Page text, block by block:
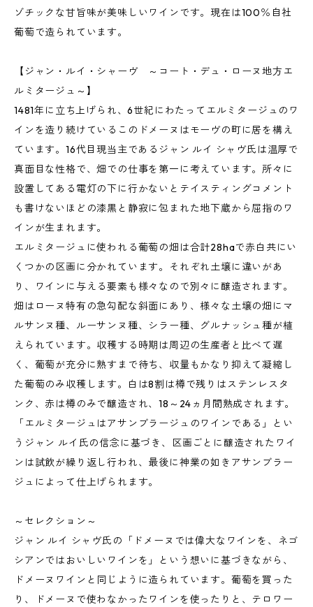
ゾチックな甘旨味が美味しいワインです。現在は100％自社
葡萄で造られています。
【ジャン・ルイ・シャーヴ ～コート・デュ・ローヌ地方エ
ルミタージュ～】
1481年に立ち上げられ、6世紀にわたってエルミタージュのワ
インを造り続けているこのドメーヌはモーヴの町に居を構え
ています。16代目現当主であるジャン ルイ シャヴ氏は温厚で
真面目な性格で、畑での仕事を第一に考えています。所々に
設置してある電灯の下に行かないとテイスティングコメント
も書けないほどの漆黒と静寂に包まれた地下蔵から屈指のワ
インが生まれます。
エルミタージュに使われる葡萄の畑は合計28haで赤白共にい
くつかの区画に分かれています。それぞれ土壌に違いがあ
り、ワインに与える要素も様々なので別々に醸造されます。
畑はローヌ特有の急勾配な斜面にあり、様々な土壌の畑にマ
ルサンヌ種、ルーサンヌ種、シラー種、グルナッシュ種が植
えられています。収穫する時期は周辺の生産者と比べて遅
く、葡萄が充分に熟すまで待ち、収量もかなり抑えて凝縮し
た葡萄のみ収穫します。白は8割は樽で残りはステンレスタ
ンク、赤は樽のみで醸造され、18～24ヵ月間熟成されます。
「エルミタージュはアサンブラージュのワインである」とい
うジャン ルイ氏の信念に基づき、区画ごとに醸造されたワイ
ンは試飲が繰り返し行われ、最後に神業の如きアサンブラー
ジュによって仕上げられます。
～セレクション～
ジャン ルイ シャヴ氏の「ドメーヌでは偉大なワインを、ネゴ
シアンではおいしいワインを」という想いに基づきながら、
ドメーヌワインと同じように造られています。葡萄を買った
り、ドメーヌで使わなかったワインを使ったりと、テロワー